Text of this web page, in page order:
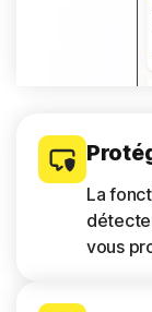
La
vous